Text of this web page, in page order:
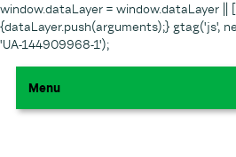
window.dataLayer = window.dataLayer
{dataLayer.push(arguments);} gtag('js',
'UA-144909968-1');
Menu